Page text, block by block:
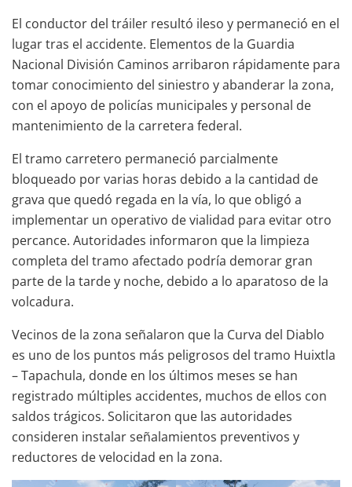
El conductor del tráiler resultó ileso y permaneció en el
lugar tras el accidente. Elementos de la Guardia
Nacional División Caminos arribaron rápidamente para
tomar conocimiento del siniestro y abanderar la zona,
con el apoyo de policías municipales y personal de
mantenimiento de la carretera federal.
El tramo carretero permaneció parcialmente
bloqueado por varias horas debido a la cantidad de
grava que quedó regada en la vía, lo que obligó a
implementar un operativo de vialidad para evitar otro
percance. Autoridades informaron que la limpieza
completa del tramo afectado podría demorar gran
parte de la tarde y noche, debido a lo aparatoso de la
volcadura.
Vecinos de la zona señalaron que la Curva del Diablo
es uno de los puntos más peligrosos del tramo Huixtla
– Tapachula, donde en los últimos meses se han
registrado múltiples accidentes, muchos de ellos con
saldos trágicos. Solicitaron que las autoridades
consideren instalar señalamientos preventivos y
reductores de velocidad en la zona.